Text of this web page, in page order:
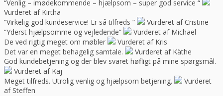
“Venlig – imødekommende – hjælpsom – super god service “
Vurderet af Kirtha
“Virkelig god kundeservice! Er så tilfreds “
Vurderet af Cristine
“Yderst hjælpsomme og vejledende”
Vurderet af Michael
De ved rigtig meget om møbler
Vurderet af Kris
Det var en meget behagelig samtale.
Vurderet af Käthe
God kundebetjening og der blev svaret høfligt på mine spørgsmål.
Vurderet af Kaj
Meget tilfreds. Utrolig venlig og hjælpsom betjening.
Vurderet
af Steffen